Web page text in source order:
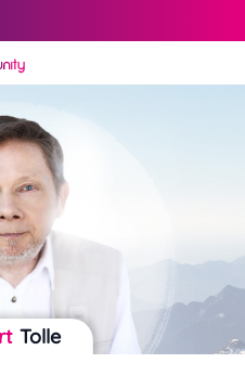
Tolle